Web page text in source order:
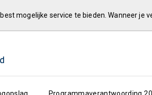
mogelijke service te bieden. Wanneer je